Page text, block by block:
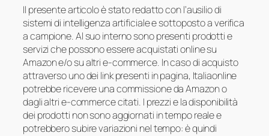
Il presente articolo è stato redatto con l’ausilio di
sistemi di intelligenza artificiale e sottoposto a verifica
a campione. Al suo interno sono presenti prodotti e
servizi che possono essere acquistati online su
Amazon e/o su altri e-commerce. In caso di acquisto
attraverso uno dei link presenti in pagina, Italiaonline
potrebbe ricevere una commissione da Amazon o
dagli altri e-commerce citati. I prezzi e la disponibilità
dei prodotti non sono aggiornati in tempo reale e
potrebbero subire variazioni nel tempo: è quindi